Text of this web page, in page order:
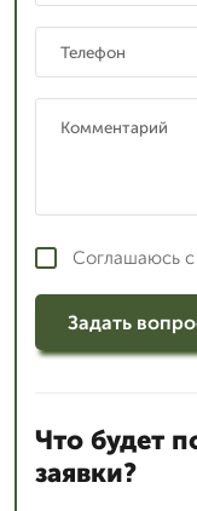
Соглашаюсь с
Задать
Что будет
заявки?